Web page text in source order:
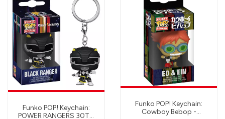
Funko POP! Keychain:
POWER RANGERS 30TH
Funko POP! Keychain:
Cowboy Bebop -